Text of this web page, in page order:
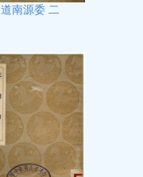
道南源委 二